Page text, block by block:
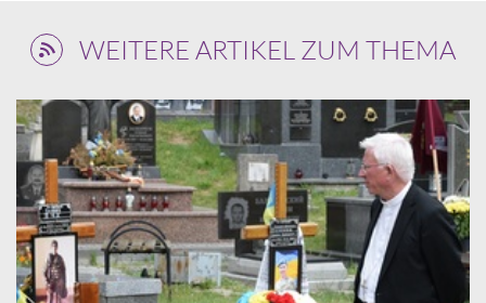
WEITERE ARTIKEL ZUM THEMA